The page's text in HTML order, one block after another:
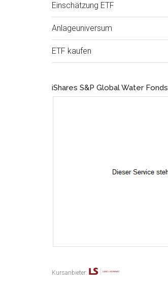
Einschätzung ETF
Anlageuniversum
ETF kaufen
iShares S&P Global Water Fonds
Kursanbieter: